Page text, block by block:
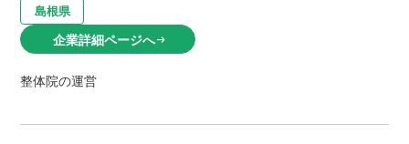
島根県
企業詳細ページへarrow_right_alt
整体院の運営